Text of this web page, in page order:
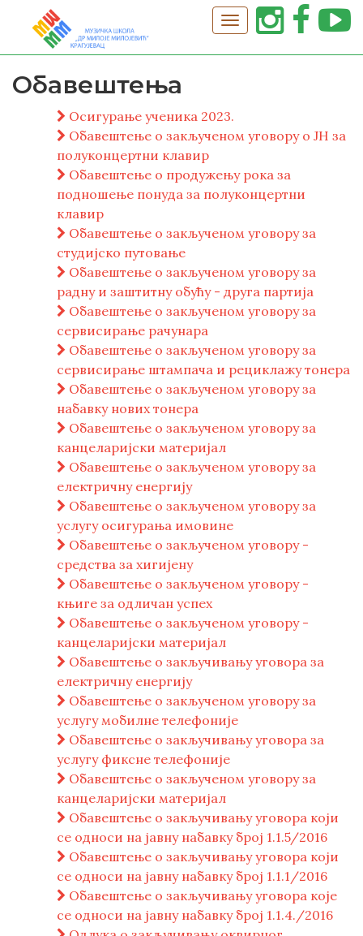
Обавештењa
Осигурање ученика 2023.
Обавештење о закљученом уговору о ЈН за
полуконцертни клавир
Обавештење о продужењу рока за
подношење понуда за полуконцертни
клавир
Обавештење о закљученом уговору за
студијско путовање
Обавештење о закљученом уговору за
радну и заштитну обућу - друга партија
Обавештење о закљученом уговору за
сервисирање рачунара
Обавештење о закљученом уговору за
сервисирање штампача и рециклажу тонера
Обавештење о закљученом уговору за
набавку нових тонера
Обавештење о закљученом уговору за
канцеларијски материјал
Обавештење о закљученом уговору за
електричну енергију
Обавештење о закљученом уговору за
услугу осигурања имовине
Обавештење о закљученом уговору -
средства за хигијену
Обавештење о закљученом уговору -
књиге за одличан успех
Обавештење о закљученом уговору -
канцеларијски материјал
Обавештење о закључивању уговора за
електричну енергију
Обавештење о закљученом уговору за
услугу мобилне телефоније
Обавештење о закључивању уговора за
услугу фиксне телефоније
Обавештење о закљученом уговору за
канцеларијски материјал
Обавештење о закључивању уговора који
се односи на јавну набавку број 1.1.5/2016
Обавештење о закључивању уговора који
се односи на јавну набавку број 1.1.1/2016
Обавештење о закључивању уговора које
се односи на јавну набавку број 1.1.4./2016